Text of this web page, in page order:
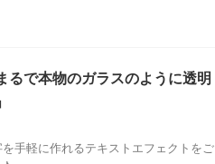
るで本物のガラスのように透明
手軽に作れるテキストエフェクトをご